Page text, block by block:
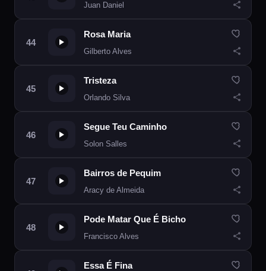
Juan Daniel
Rosa Maria
Gilberto Alves
Tristeza
Orlando Silva
Segue Teu Caminho
Solon Salles
Bairros de Pequim
Aracy de Almeida
Pode Matar Que É Bicho
Francisco Alves
Essa É Fina